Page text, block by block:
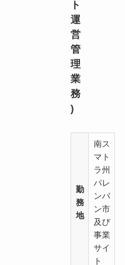
ト
運
営
管
理
業
務
)
勤
務
地
南ス
マト
ラ州
パレ
ンバ
ン市
及び
事業
サイ
ト